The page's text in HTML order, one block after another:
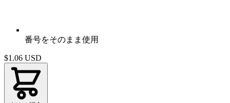
番号をそのまま使用
$1.06 USD